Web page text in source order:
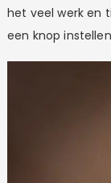
het veel werk en
een knop